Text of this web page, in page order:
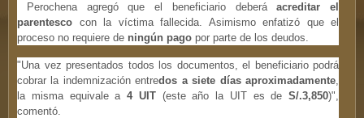
Perochena agregó que el beneficiario deberáacreditar el
parentesco con la víctima fallecida. Asimismo enfatizó que el
proceso no requiere de ningún pago por parte de los deudos.
"Una vez presentados todos los documentos, el beneficiario podrá
cobrar la indemnización entredos a siete días aproximadamente,
la misma equivale a 4 UIT (este año la UIT es de S/.3,850)",
comentó.